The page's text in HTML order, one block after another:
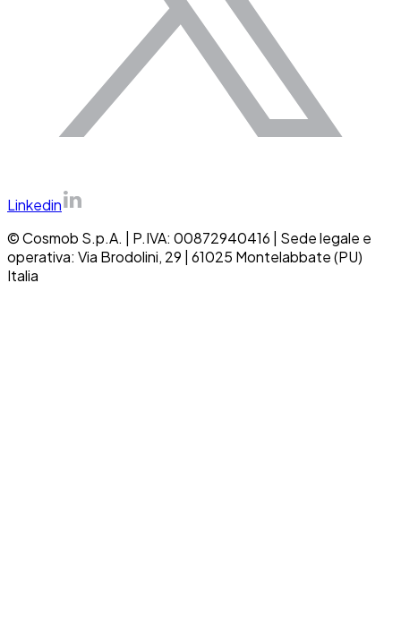
Linkedin
©Cosmob S.p.A. | P.IVA: 00872940416 | Sede legale e
operativa: Via Brodolini, 29 | 61025 Montelabbate (PU)
Italia